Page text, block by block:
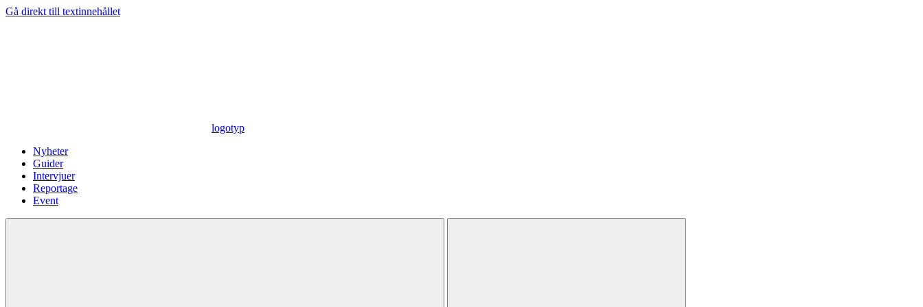
Gå direkt till textinnehållet
logotyp
Nyheter
Guider
Intervjuer
Reportage
Event